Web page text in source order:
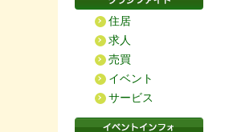
住居
求人
売買
イベント
サービス